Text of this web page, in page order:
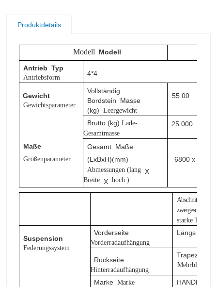
Produktdetails
Modell Modell
Antrieb Typ
Antriebsform
4*4
Gewicht
Gewichtsparameter
Vollständig
Bordstein
Masse
(kg) Leergewicht
55 00
Brutto (kg) Lade-
Gesamtmasse
25 000
Maße
Größenparameter
Gesamt Maße
(LxBxH)(mm)
Abmessungen (lang X
Breite X hoch )
6800 x 2490
Abschnittshöhe
zweigeschossige
starke
Suspension
Federungssystem
Vorderseite
Vorderradaufhängung
Längs
Rückseite
Hinterradaufhängung
Trapezförmig
Marke Marke HANDE